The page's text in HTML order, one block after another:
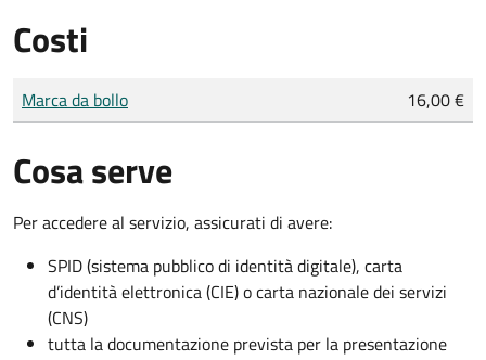
Costi
Tipo di pagamento
Importo
Marca da bollo 16,00 €
Cosa serve
Per accedere al servizio, assicurati di avere:
SPID (sistema pubblico di identità digitale), carta
d’identità elettronica (CIE) o carta nazionale dei servizi
(CNS)
tutta la documentazione prevista per la presentazione